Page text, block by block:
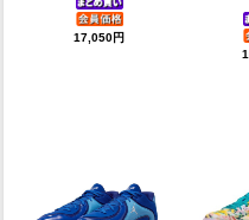
17,050円